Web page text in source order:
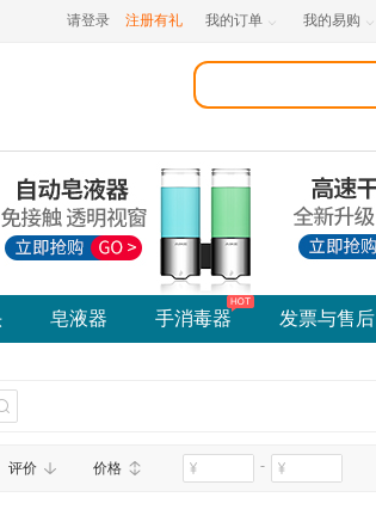
请登录 注册有礼 我的订单  我的易购 
皂液器 手消毒器 发票与售后
评价 价格 -